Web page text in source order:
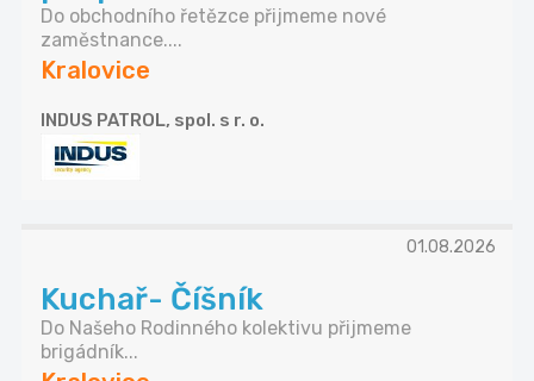
Do obchodního řetězce přijmeme nové
zaměstnance....
Kralovice
INDUS PATROL, spol. s r. o.
01.08.2026
Kuchař- Číšník
Do Našeho Rodinného kolektivu přijmeme
brigádník...